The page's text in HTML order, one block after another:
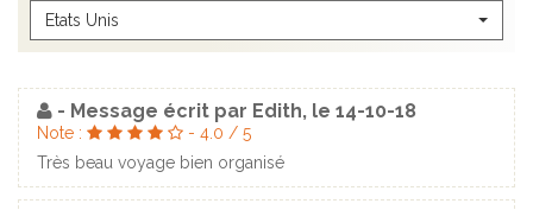
Etats Unis
- Message écrit par Edith, le 14-10-18
Note : - 4.0 / 5
Très beau voyage bien organisé